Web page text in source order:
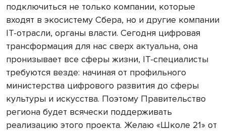
подключиться не только компании, которые
входят в экосистему Сбера, но и другие компании
IT-отрасли, органы власти. Сегодня цифровая
трансформация для нас сверх актуальна, она
пронизывает все сферы жизни, IT-специалисты
требуются везде: начиная от профильного
министерства цифрового развития до сферы
культуры и искусства. Поэтому Правительство
региона будет всячески поддерживать
реализацию этого проекта. Желаю «Школе 21» от